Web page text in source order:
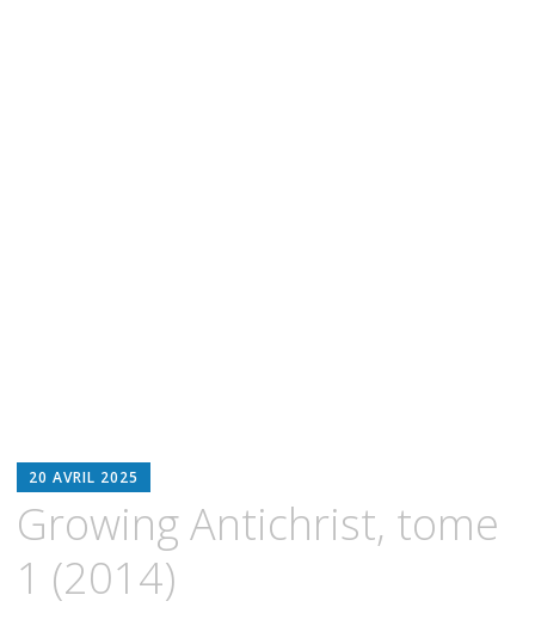
20 AVRIL 2025
OSCURIA
Growing Antichrist, tome
1 (2014)